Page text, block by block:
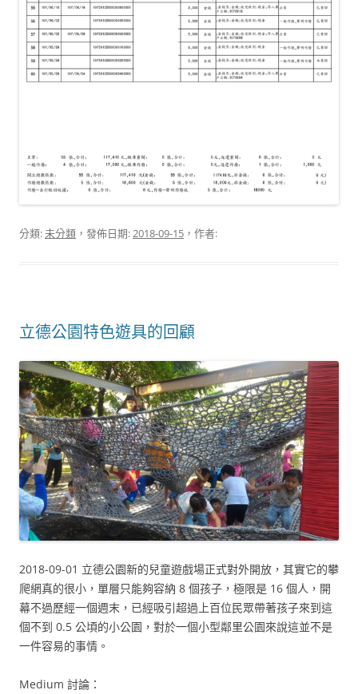
分類:未分類 ，發佈日期:2018-09-15 ，作者:
立德公園特色遊具的回顧
2018-09-01 立德公園新的兒童遊戲場正式對外開放，其實它的攀
爬網真的很小，單層只能夠容納 8 個孩子，極限是 16 個人，開
幕不過歷經一個週末，已經吸引超過上百位民眾帶著孩子來到這
個不到 0.5 公頃的小公園，對於一個小型鄰里公園來說這並不是
一件容易的事情。
Medium 討論：